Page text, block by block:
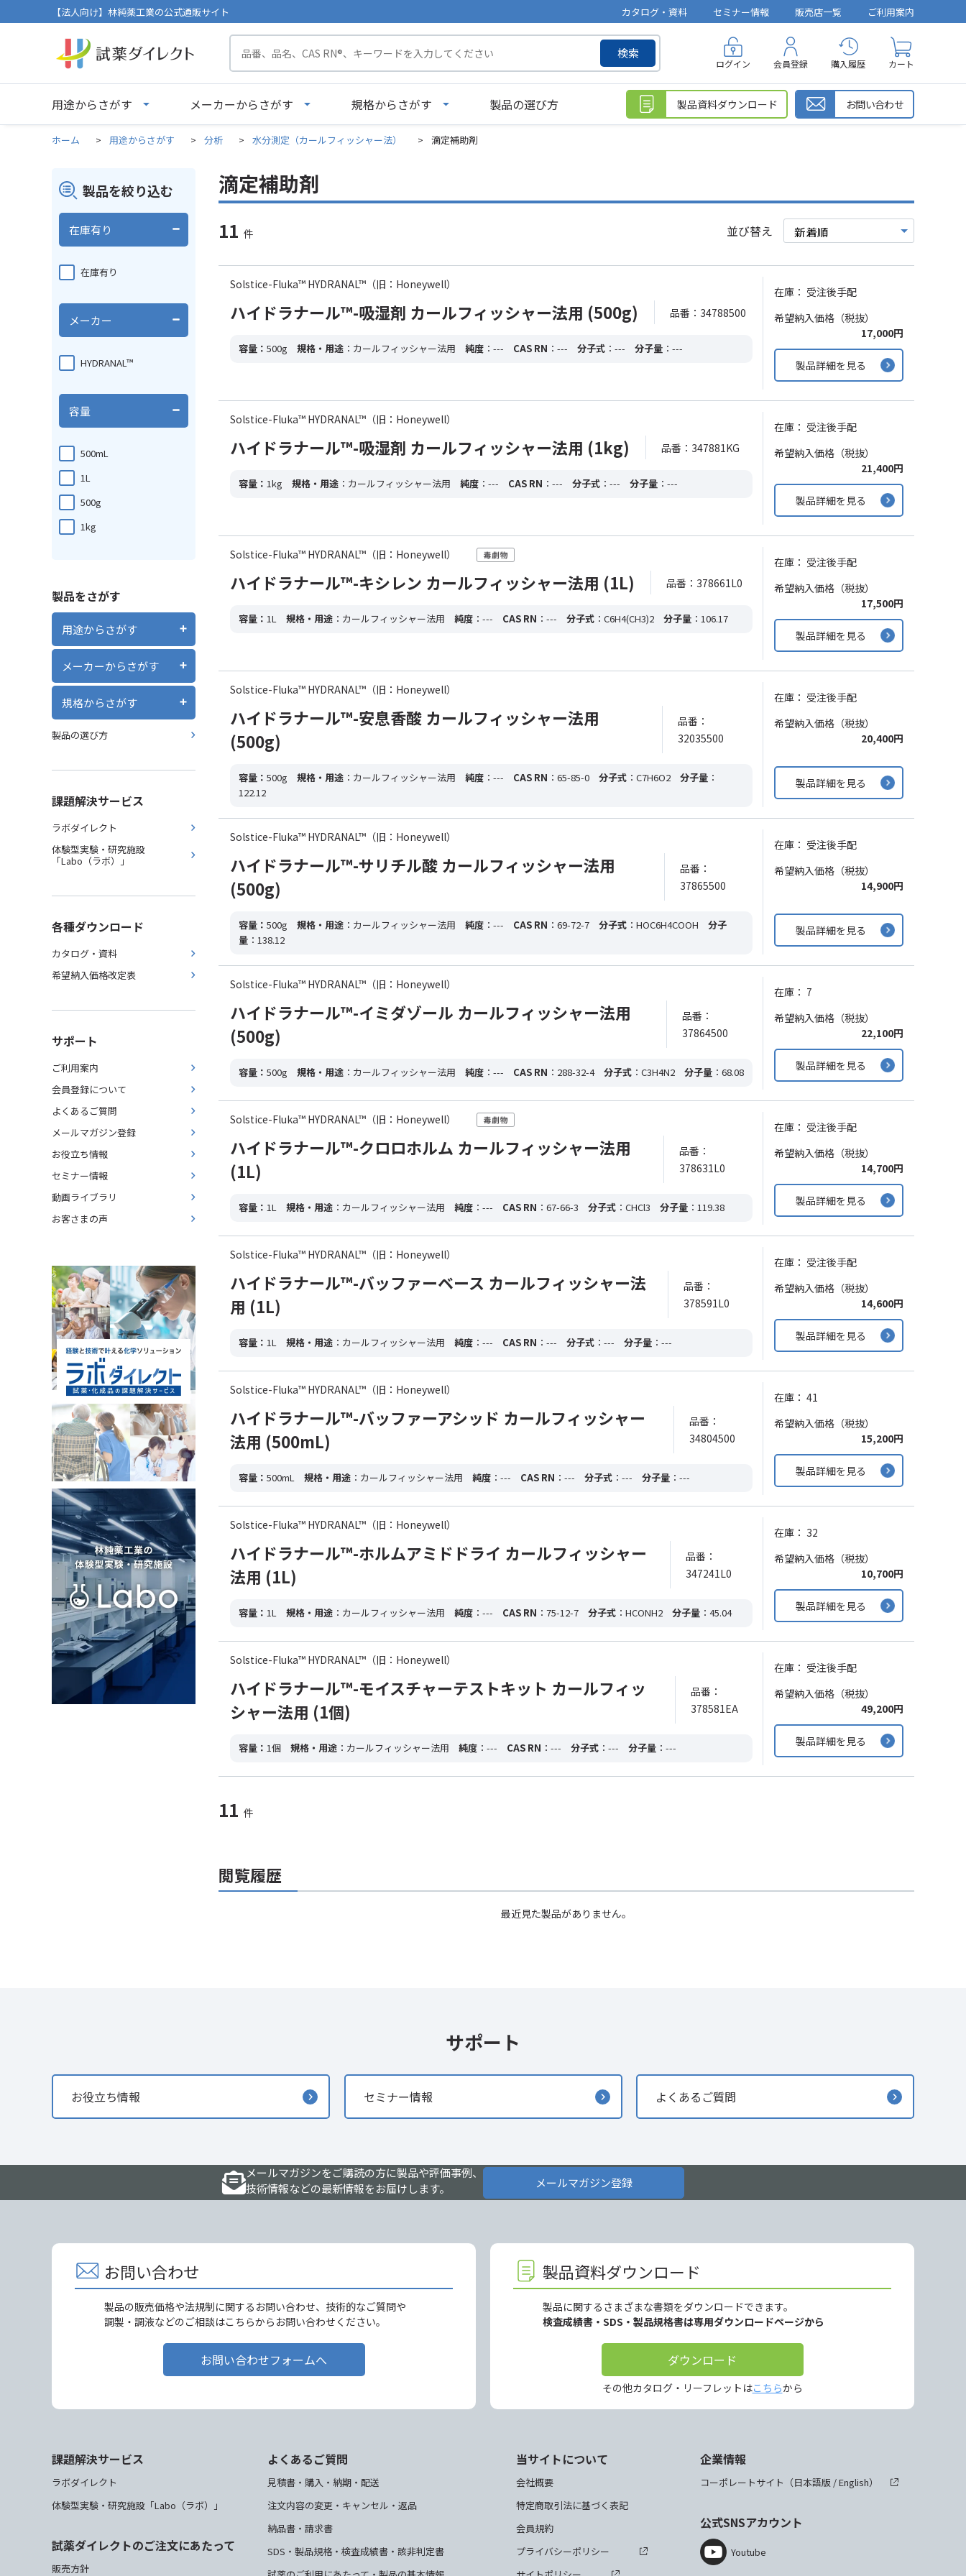
【法人向け】林純薬工業の公式通販サイト カタログ・資料 セミナー情報 販売店一覧 ご利用案内
検索
ログイン 会員登録 購入履歴 カート
用途からさがす メーカーからさがす 規格からさがす 製品の選び方 製品資料ダウンロード お問い合わせ
ホーム > 用途からさがす > 分析 > 水分測定（カールフィッシャー法） > 滴定補助剤
製品を絞り込む
在庫有り
在庫有り
メーカー
HYDRANAL™
容量
500mL
1L
500g
1kg
製品をさがす
用途からさがす
メーカーからさがす
規格からさがす
製品の選び方
課題解決サービス
ラボダイレクト
体験型実験・研究施設
「Labo（ラボ）」
各種ダウンロード
カタログ・資料
希望納入価格改定表
サポート
ご利用案内
会員登録について
よくあるご質問
メールマガジン登録
お役立ち情報
セミナー情報
動画ライブラリ
お客さまの声
滴定補助剤
11 件 並び替え
Solstice-Fluka™ HYDRANAL™（旧：Honeywell）
ハイドラナール™-吸湿剤 カールフィッシャー法用 (500g) 品番：34788500
容量： 500g 規格・用途 ：カールフィッシャー法用 純度 ：--- CAS RN ：--- 分子式 ：--- 分子量 ：---
在庫： 受注後手配
希望納入価格（税抜）
17,000円
製品詳細を見る
Solstice-Fluka™ HYDRANAL™（旧：Honeywell）
ハイドラナール™-吸湿剤 カールフィッシャー法用 (1kg) 品番：347881KG
容量： 1kg 規格・用途 ：カールフィッシャー法用 純度 ：--- CAS RN ：--- 分子式 ：--- 分子量 ：---
在庫： 受注後手配
希望納入価格（税抜）
21,400円
製品詳細を見る
Solstice-Fluka™ HYDRANAL™（旧：Honeywell）
ハイドラナール™-キシレン カールフィッシャー法用 (1L) 品番：378661L0
容量： 1L 規格・用途 ：カールフィッシャー法用 純度 ：--- CAS RN ：--- 分子式 ：C6H4(CH3)2 分子量 ：106.17
在庫： 受注後手配
希望納入価格（税抜）
17,500円
製品詳細を見る
Solstice-Fluka™ HYDRANAL™（旧：Honeywell）
ハイドラナール™-安息香酸 カールフィッシャー法用
(500g)
品番：
32035500
容量： 500g 規格・用途 ：カールフィッシャー法用 純度 ：--- CAS RN ：65-85-0 分子式 ：C7H6O2 分子量 ：
122.12
在庫： 受注後手配
希望納入価格（税抜）
20,400円
製品詳細を見る
Solstice-Fluka™ HYDRANAL™（旧：Honeywell）
ハイドラナール™-サリチル酸 カールフィッシャー法用
(500g)
品番：
37865500
容量： 500g 規格・用途 ：カールフィッシャー法用 純度 ：--- CAS RN ：69-72-7 分子式 ：HOC6H4COOH
分子
量 ：138.12
在庫： 受注後手配
希望納入価格（税抜）
14,900円
製品詳細を見る
Solstice-Fluka™ HYDRANAL™（旧：Honeywell）
ハイドラナール™-イミダゾール カールフィッシャー法用
(500g)
品番：
37864500
容量： 500g 規格・用途 ：カールフィッシャー法用 純度 ：--- CAS RN ：288-32-4 分子式 ：C3H4N2 分子量 ：68.08
在庫： 7
希望納入価格（税抜）
22,100円
製品詳細を見る
Solstice-Fluka™ HYDRANAL™（旧：Honeywell）
ハイドラナール™-クロロホルム カールフィッシャー法用
(1L)
品番：
378631L0
容量： 1L 規格・用途 ：カールフィッシャー法用 純度 ：--- CAS RN ：67-66-3 分子式 ：CHCl3 分子量 ：119.38
在庫： 受注後手配
希望納入価格（税抜）
14,700円
製品詳細を見る
Solstice-Fluka™ HYDRANAL™（旧：Honeywell）
ハイドラナール™-バッファーベース カールフィッシャー法
用 (1L)
品番：
378591L0
容量： 1L 規格・用途 ：カールフィッシャー法用 純度 ：--- CAS RN ：--- 分子式 ：--- 分子量 ：---
在庫： 受注後手配
希望納入価格（税抜）
14,600円
製品詳細を見る
Solstice-Fluka™ HYDRANAL™（旧：Honeywell）
ハイドラナール™-バッファーアシッド カールフィッシャー
法用 (500mL)
品番：
34804500
容量： 500mL 規格・用途 ：カールフィッシャー法用 純度 ：--- CAS RN ：--- 分子式 ：--- 分子量 ：---
在庫： 41
希望納入価格（税抜）
15,200円
製品詳細を見る
Solstice-Fluka™ HYDRANAL™（旧：Honeywell）
ハイドラナール™-ホルムアミドドライ カールフィッシャー
法用 (1L)
品番：
347241L0
容量： 1L 規格・用途 ：カールフィッシャー法用 純度 ：--- CAS RN ：75-12-7 分子式 ：HCONH2 分子量 ：45.04
在庫： 32
希望納入価格（税抜）
10,700円
製品詳細を見る
Solstice-Fluka™ HYDRANAL™（旧：Honeywell）
ハイドラナール™-モイスチャーテストキット カールフィッ
シャー法用 (1個)
品番：
378581EA
容量： 1個 規格・用途 ：カールフィッシャー法用 純度 ：--- CAS RN ：--- 分子式 ：--- 分子量 ：---
在庫： 受注後手配
希望納入価格（税抜）
49,200円
製品詳細を見る
11 件
閲覧履歴
最近見た製品がありません。
サポート
お役立ち情報 セミナー情報 よくあるご質問
メールマガジンをご購読の方に製品や評価事例、
技術情報などの最新情報をお届けします。
メールマガジン登録
お問い合わせ
製品の販売価格や法規制に関するお問い合わせ、技術的なご質問や
調製・調液などのご相談はこちらからお問い合わせください。
お問い合わせフォームへ
製品資料ダウンロード
製品に関するさまざまな書類をダウンロードできます。
検査成績書・SDS・製品規格書は専用ダウンロードページから
ダウンロード
その他カタログ・リーフレットはこちらから
課題解決サービス
ラボダイレクト
体験型実験・研究施設「Labo（ラボ）」
試薬ダイレクトのご注文にあたって
販売方針
よくあるご質問
見積書・購入・納期・配送
注文内容の変更・キャンセル・返品
納品書・請求書
SDS・製品規格・検査成績書・該非判定書
当サイトについて
会社概要
特定商取引法に基づく表記
会員規約
プライバシーポリシー
企業情報
コーポレートサイト（日本語版 /English）
公式SNSアカウント
Youtube